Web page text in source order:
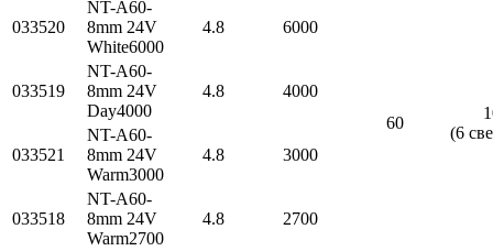
033520
NT-A60-
8mm 24V
White6000
4.8 6000
60
(6
033519
NT-A60-
8mm 24V
Day4000
4.8 4000
033521
NT-A60-
8mm 24V
Warm3000
4.8 3000
033518
NT-A60-
8mm 24V
Warm2700
4.8 2700